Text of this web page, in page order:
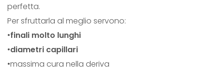
perfetta.
Per sfruttarla al meglio servono:
•finali molto lunghi
•diametri capillari
•massima cura nella deriva